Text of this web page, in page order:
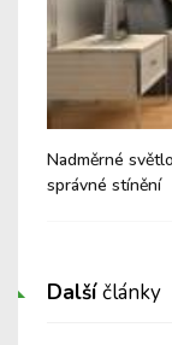
Nadměrné
správné stínění
Dalšíčlánky